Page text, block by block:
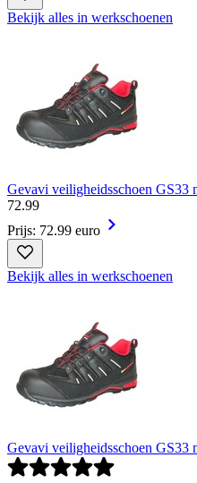
Bekijk alles in werkschoenen
Gevavi veiligheidsschoen GS33
72.99
Prijs: 72.99 euro
Bekijk alles in werkschoenen
Gevavi veiligheidsschoen GS33